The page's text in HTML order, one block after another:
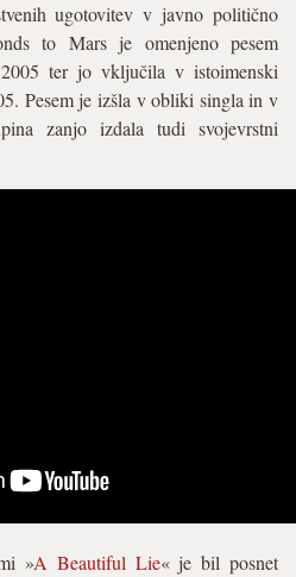
ugotovitev v javno politično
to Mars je omenjeno pesem
ter jo vključila v istoimenski
Pesem je izšla v obliki singla in v
zanjo izdala tudi svojevrstni
»A Beautiful Lie« je bil posnet